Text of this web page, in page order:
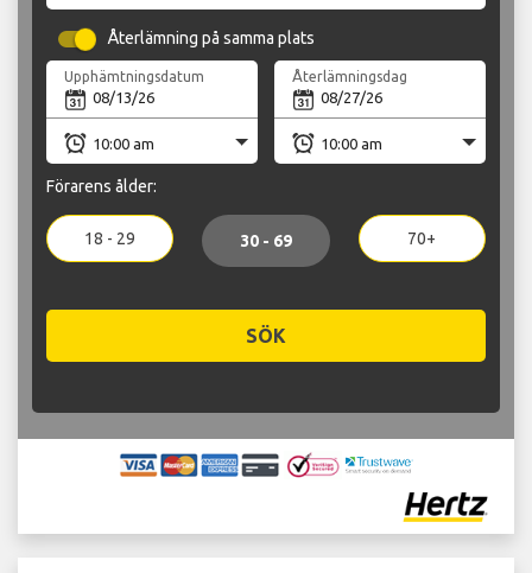
Återlämning på samma plats
Upphämtningsdatum Återlämningsdag
Förarens ålder:
18 - 29 30 - 69 70+
SÖK